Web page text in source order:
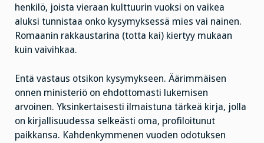
henkilö, joista vieraan kulttuurin vuoksi on vaikea
aluksi tunnistaa onko kysymyksessä mies vai nainen.
Romaanin rakkaustarina (totta kai) kiertyy mukaan
kuin vaivihkaa.
Entä vastaus otsikon kysymykseen. Äärimmäisen
onnen ministeriö on ehdottomasti lukemisen
arvoinen. Yksinkertaisesti ilmaistuna tärkeä kirja, jolla
on kirjallisuudessa selkeästi oma, profiloitunut
paikkansa. Kahdenkymmenen vuoden odotuksen